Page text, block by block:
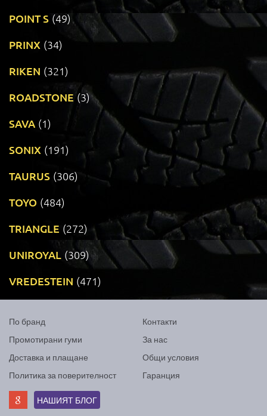
POINT S (49)
PRINX (34)
RIKEN (321)
ROADSTONE (3)
SAVA (1)
SONIX (191)
TAURUS (306)
TOYO (484)
TRIANGLE (272)
UNIROYAL (309)
VREDESTEIN (471)
По бранд
Промотирани гуми
Доставка и плащане
Политика за поверителност
Контакти
За нас
Общи условия
Гаранция
НАШИЯТ БЛОГ